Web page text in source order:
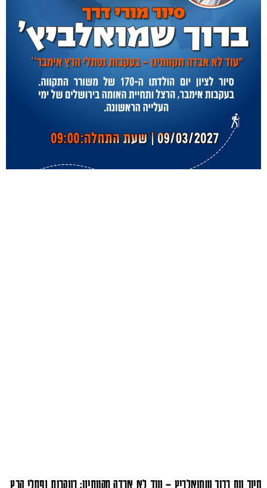
סיור עם ברוך שמואלביץ – עוד לא אבדה תקוותינו: בעקבות נפתלי הרץ